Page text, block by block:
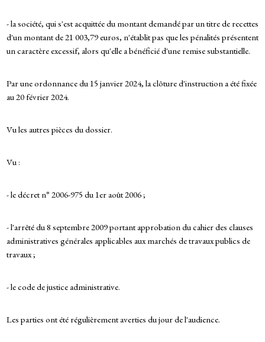
- la société, qui s'est acquittée du montant demandé par un titre de recettes
d'un montant de 21 003,79 euros, n'établit pas que les pénalités présentent
un caractère excessif, alors qu'elle a bénéficié d'une remise substantielle.
Par une ordonnance du 15 janvier 2024, la clôture d'instruction a été fixée
au 20 février 2024.
Vu les autres pièces du dossier.
Vu :
- le décret n° 2006-975 du 1er août 2006 ;
- l'arrêté du 8 septembre 2009 portant approbation du cahier des clauses
administratives générales applicables aux marchés de travaux publics de
travaux ;
- le code de justice administrative.
Les parties ont été régulièrement averties du jour de l'audience.